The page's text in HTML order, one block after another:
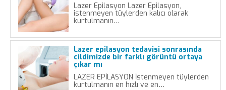
Lazer Epilasyon Lazer Epilasyon,
istenmeyen tüylerden kalıcı olarak
kurtulmanın…
Lazer epilasyon tedavisi sonrasında
cildimizde bir farklı görüntü ortaya
çıkar mı
LAZER EPİLASYON İstenmeyen tüylerden
kurtulmanın en hızlı ve en…